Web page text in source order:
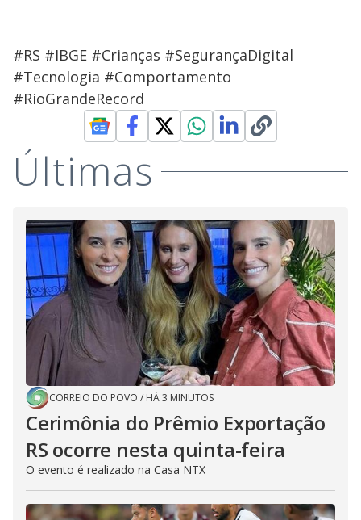
#RS #IBGE #Crianças #SegurançaDigital
#Tecnologia #Comportamento
#RioGrandeRecord
Últimas
CORREIO DO POVO / HÁ 3 MINUTOS
Cerimônia do Prêmio Exportação
RS ocorre nesta quinta-feira
O evento é realizado na Casa NTX